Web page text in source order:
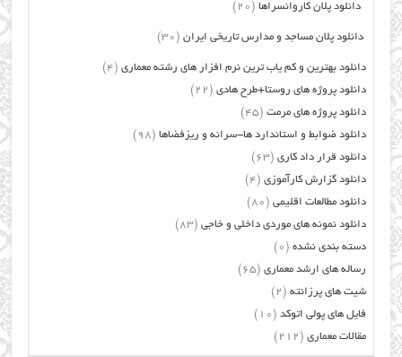
دانلود پلان کاروانسراها (20)
دانلود پلان مساجد و مدارس تاریخی ایران (30)
دانلود بهترین و کم یاب ترین نرم افزار های رشته معماری (4)
دانلود پروژه های روستا+طرح هادی (22)
دانلود پروژه های مرمت (45)
دانلود ضوابط و استاندارد ها-سرانه و ریزفضاها (98)
دانلود قرار داد کاری (63)
دانلود گزارش کارآموزی (4)
دانلود مطالعات اقلیمی (80)
دانلود نمونه های موردی داخلی و خاجی (83)
دسته بندی نشده (0)
رساله های ارشد معماری (65)
شیت های پرزانته (2)
فایل های پولی اتوکد (10)
مقالات معماری (212)